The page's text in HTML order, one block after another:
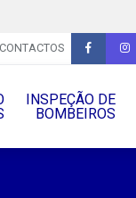
CONTACTOS
INSPEÇÃO DE
BOMBEIROS